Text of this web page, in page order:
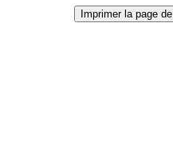
Imprimer la page